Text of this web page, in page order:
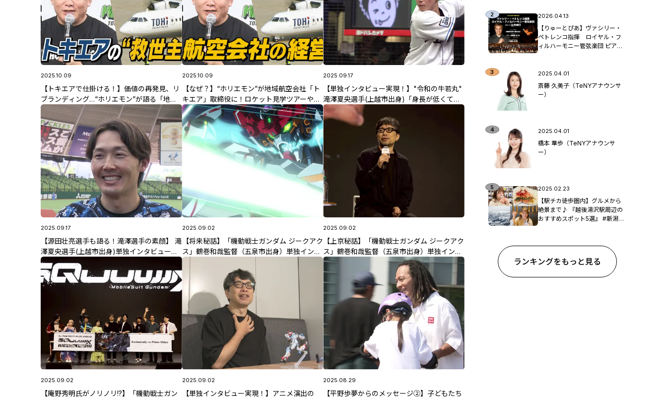
2025.10.09
【トキエアで仕掛ける！】価値の再発見、リ
ブランディング…“ホリエモン”が語る「地
方」の可能性②
2025.10.09
【なぜ？】“ホリエモン”が地域航空会社「ト
キエア」取締役に！ロケット見学ツアーや合
宿利用!?アイデア続々…描く未来像は①
2025.09.17
【単独インタビュー実現！】"令和の牛若丸"
滝澤夏央選手(上越市出身)「身長が低くても
できる」育成からのサクセスストーリー①
2025.09.17
【源田壮亮選手も語る！滝澤選手の素顔】 滝
澤夏央選手(上越市出身)単独インタビュー
②「侍ジャパン」とポジションへの想い
2025.09.02
【将来秘話】「機動戦士ガンダム ジークアク
ス」鶴巻和哉監督（五泉市出身）単独インタ
ビュー④鶴巻監督が思い描く"未来"
2025.09.02
【上京秘話】「機動戦士ガンダム ジークアク
ス」鶴巻和哉監督（五泉市出身）単独インタ
ビュー③アニメーターになった"きっかけ"
2025.09.02
【庵野秀明氏がノリノリ!?】「機動戦士ガン
2025.09.02
【単独インタビュー実現！】アニメ演出の
2025.08.29
【平野歩夢からのメッセージ②】子どもたち
2026.04.13
【りゅーとぴあ】ヴァシリー・
ペトレンコ指揮 ロイヤル・フ
ィルハーモニー管弦楽団 ピア
2025.04.01
斎藤 久美子（TeNYアナウンサ
ー）
2025.04.01
橋本 華歩（TeNYアナウンサ
ー）
2025.02.23
【駅チカ徒歩圏内】グルメから
絶景まで♪ 『越後湯沢駅周辺の
おすすめスポット5選』 #新潟観
ランキングをもっと見る